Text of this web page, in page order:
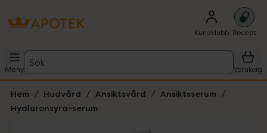
Kundklubb Recept
Meny
Sök
Varukorg
Hem Hudvård Ansiktsvård
Ansiktsserum
Hyaluronsyra-serum